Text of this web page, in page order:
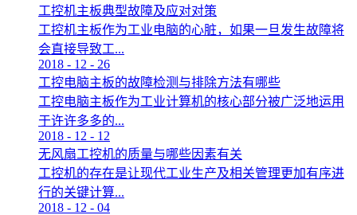
工控机主板典型故障及应对对策
工控机主板作为工业电脑的心脏，如果一旦发生故障将
会直接导致工...
2018 - 12 - 26
工控电脑主板的故障检测与排除方法有哪些
工控电脑主板作为工业计算机的核心部分被广泛地运用
于许许多多的...
2018 - 12 - 12
无风扇工控机的质量与哪些因素有关
工控机的存在是让现代工业生产及相关管理更加有序进
行的关键计算...
2018 - 12 - 04